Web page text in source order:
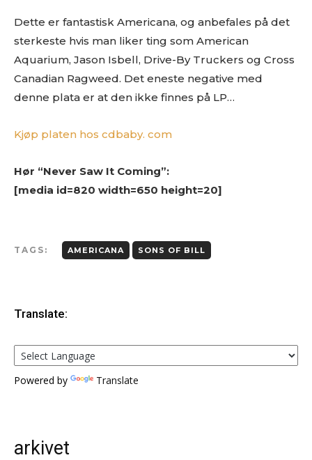
Dette er fantastisk Americana, og anbefales på det
sterkeste hvis man liker ting som American
Aquarium, Jason Isbell, Drive-By Truckers og Cross
Canadian Ragweed. Det eneste negative med
denne plata er at den ikke finnes på LP…
Kjøp platen hos cdbaby. com
Hør “Never Saw It Coming”:
[media id=820 width=650 height=20]
TAGS: AMERICANA SONS OF BILL
Translate:
Powered by Translate
arkivet